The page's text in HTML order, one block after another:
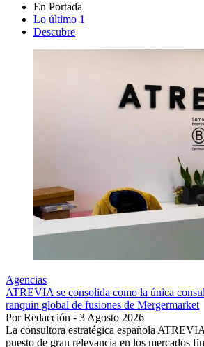
En Portada
Lo último 1
Descubre
Agencias
ATREVIA se consolida como la única
ranquin global de fusiones de Mergermarket
Por Redacción - 3 Agosto 2026
La consultora estratégica española
puesto de gran relevancia en los mercados